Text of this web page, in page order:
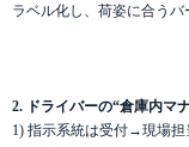
ラベル化し、荷姿に合うバ
2. ドライバーの“倉庫内マ
1) 指示系統は受付→現場担